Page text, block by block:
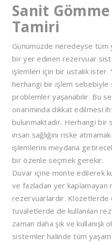
Sanit
Tamiri
Günümüzde neredeyse tüm
bir yer edinen rezervuar
işlemleri için bir ustalık ister.
herhangi bir işlem sebebiyle
problemler yaşanabilir. Bu
onarımında dikkat edilmesi
bulunmaktadır. Herhangi bir
insan sağlığını riske
işlemlerini meydana
bir özenle seçmek gerekir.
Duvar içine monte edilerek
ve fazladan yer
rezervuarlardır. Klozetlerde
tuvaletlerde de kullanılan
zaman daha şık ve kullanışlı
sistemler halinde tüm yaşam